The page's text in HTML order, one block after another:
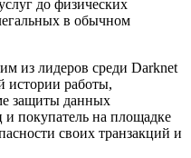
до физических
в обычном
из лидеров среди Darknet
истории работы,
защиты данных
покупатель на площадке
своих транзакций и